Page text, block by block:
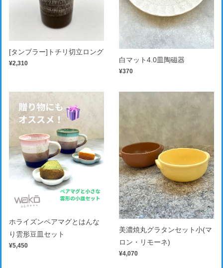
[タンブラー]トチリ切立ロング
¥2,310 白マット4.0皿陶磁器
¥370
ホライズンペアマグとはんな
り雲形豆皿セット
¥5,450
美濃焼丸グラタンセット小(マ
ロン・リモーネ)
¥4,070